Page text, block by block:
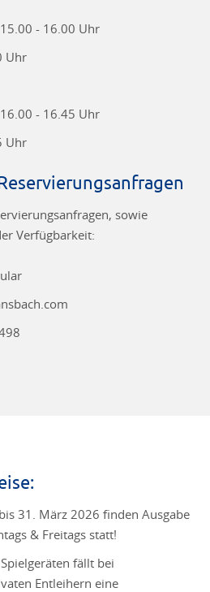
- 16.00 Uhr
Uhr
- 16.45 Uhr
Uhr
sowie
Verfügbarkeit:
31. März 2026 finden Ausgabe
& Freitags statt!
fällt bei
Entleihern eine